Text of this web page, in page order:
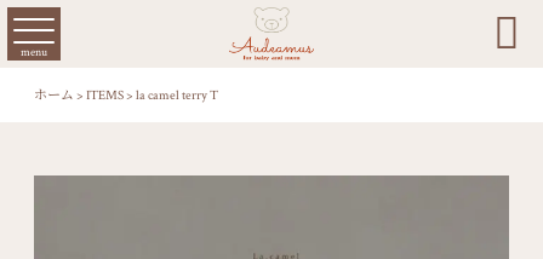
menu 
ホーム > ITEMS> la camel terry T